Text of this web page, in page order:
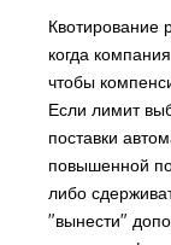
Квотирование
когда
чтобы
Если лимит
поставки
повышенной
либо
"вынести"